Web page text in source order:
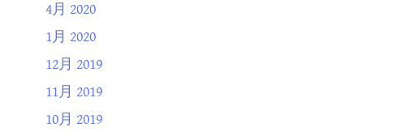
4月 2020
1月 2020
12月 2019
11月 2019
10月 2019